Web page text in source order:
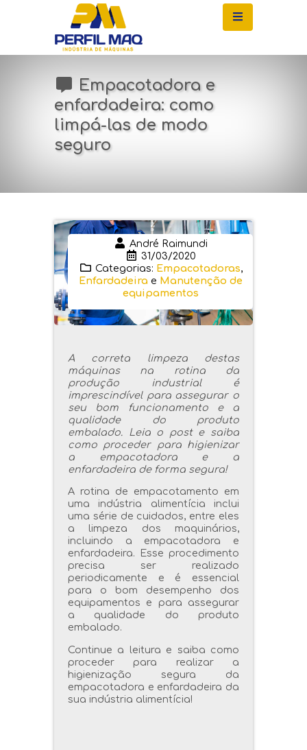
Empacotadora e
enfardadeira: como
limpá-las de modo
seguro
André Raimundi
31/03/2020
Categorias: Empacotadoras,
Enfardadeirae Manutenção de
equipamentos
A correta limpeza destas
máquinas na rotina da
produção industrial é
imprescindível para assegurar o
seu bom funcionamento e a
qualidade do produto
embalado. Leia o post e saiba
como proceder para higienizar
a empacotadora e a
enfardadeira de forma segura!
A rotina de empacotamento em
uma indústria alimentícia inclui
uma série de cuidados, entre eles
a limpeza dos maquinários,
incluindo a empacotadora e
enfardadeira. Esse procedimento
precisa ser realizado
periodicamente e é essencial
para o bom desempenho dos
equipamentos e para assegurar
a qualidade do produto
embalado.
Continue a leitura e saiba como
proceder para realizar a
higienização segura da
empacotadora e enfardadeira da
sua indústria alimentícia!